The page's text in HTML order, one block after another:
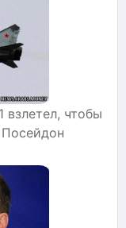
взлетел, чтобы